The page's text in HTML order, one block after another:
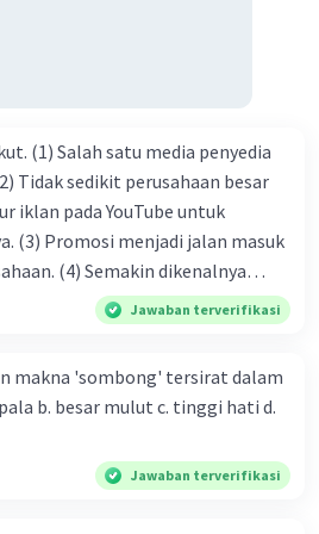
Tidak sedikit perusahaan besar
iklan pada YouTube untuk
dikenalnya
semakin besar pula peluang
tepat agar
adalah .... A. (1)-(2)-(3)-
(4)-(2)
Jawaban terverifikasi
makna 'sombong' tersirat dalam
Jawaban terverifikasi